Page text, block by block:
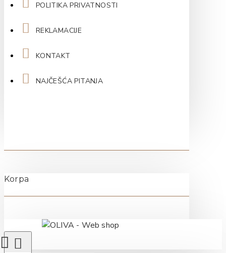
POLITIKA PRIVATNOSTI
REKLAMACIJE
KONTAKT
NAJČEŠĆA PITANJA
Korpa